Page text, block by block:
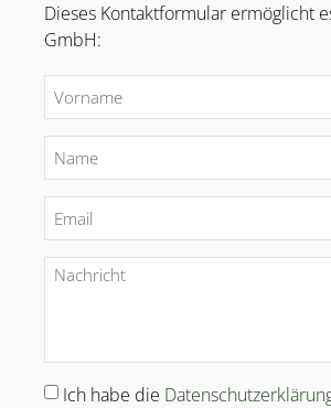
Dieses Kontaktformular ermöglicht
GmbH:
Ich habe die